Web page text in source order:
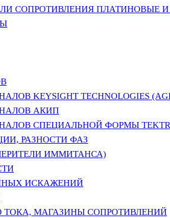
СОПРОТИВЛЕНИЯ ПЛАТИНОВЫЕ
KEYSIGHT TECHNOLOGIES
АКИП
СПЕЦИАЛЬНОЙ ФОРМЫ
РАЗНОСТИ ФАЗ
ИММИТАНСА)
ИСКАЖЕНИЙ
МАГАЗИНЫ СОПРОТИВЛЕНИЙ